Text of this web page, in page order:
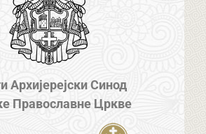
Архијерејски Синод
Православне Цркве